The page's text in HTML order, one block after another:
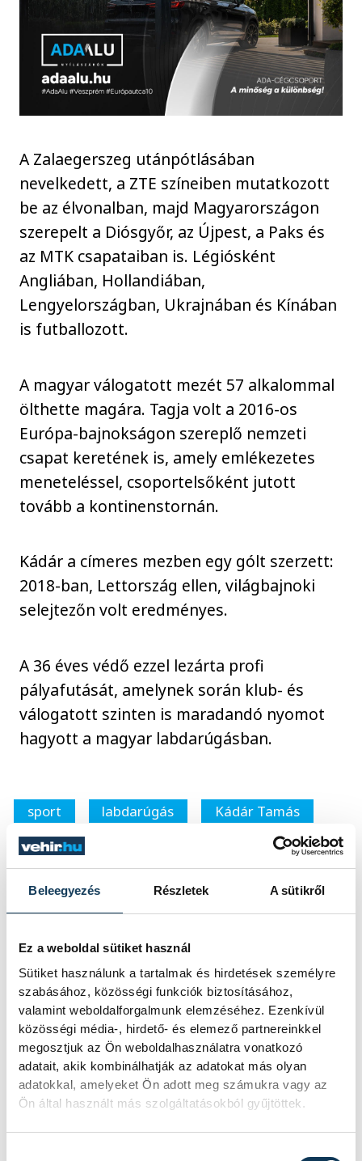
Beleegyezés Részletek A sütikről
Ez a weboldal sütiket használ
Sütiket használunk a tartalmak és hirdetések személyre
szabásához, közösségi funkciók biztosításához,
valamint weboldalforgalmunk elemzéséhez. Ezenkívül
közösségi média-, hirdető- és elemező partnereinkkel
megosztjuk az Ön weboldalhasználatra vonatkozó
adatait, akik kombinálhatják az adatokat más olyan
adatokkal, amelyeket Ön adott meg számukra vagy az
Ön által használt más szolgáltatásokból gyűjtöttek.
A Zalaegerszeg utánpótlásában
nevelkedett, a ZTE színeiben mutatkozott
be az élvonalban, majd Magyarországon
szerepelt a Diósgyőr, az Újpest, a Paks és
az MTK csapataiban is. Légiósként
Angliában, Hollandiában,
Lengyelországban, Ukrajnában és Kínában
is futballozott.
A magyar válogatott mezét 57 alkalommal
ölthette magára. Tagja volt a 2016-os
Európa-bajnokságon szereplő nemzeti
csapat keretének is, amely emlékezetes
meneteléssel, csoportelsőként jutott
tovább a kontinenstornán.
Kádár a címeres mezben egy gólt szerzett:
2018-ban, Lettország ellen, világbajnoki
selejtezőn volt eredményes.
A 36 éves védő ezzel lezárta profi
pályafutását, amelynek során klub- és
válogatott szinten is maradandó nyomot
hagyott a magyar labdarúgásban.
sport labdarúgás Kádár Tamás
vehir.hu